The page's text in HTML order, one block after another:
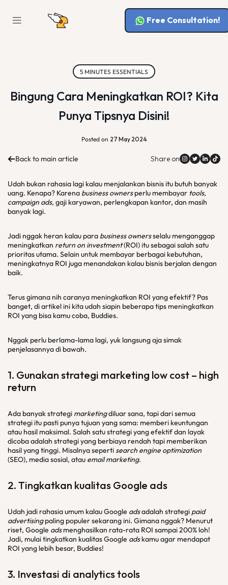
Free Consultation!
5 MINUTES ESSENTIALS
Bingung Cara Meningkatkan ROI? Kita
Punya Tipsnya Disini!
Posted on 27 May 2024
Back to main article Share on
Udah bukan rahasia lagi kalau menjalankan bisnis itu butuh banyak
uang. Kenapa? Karena business ownersperlu membayar tools,
campaign ads, gaji karyawan, perlengkapan kantor, dan masih
banyak lagi.
Jadi nggak heran kalau para business ownersselalu menganggap
meningkatkan return on investment(ROI) itu sebagai salah satu
prioritas utama. Selain untuk membayar berbagai kebutuhan,
meningkatnya ROI juga menandakan kalau bisnis berjalan dengan
baik.
Terus gimana nih caranya meningkatkan ROI yang efektif? Pas
banget, di artikel ini kita udah siapin beberapa tips meningkatkan
ROI yang bisa kamu coba, Buddies.
Nggak perlu berlama-lama lagi, yuk langsung aja simak
penjelasannya di bawah.
1. Gunakan strategi marketing low cost – high
return
Ada banyak strategi marketingdiluar sana, tapi dari semua
strategi itu pasti punya tujuan yang sama: memberi keuntungan
atau hasil maksimal. Salah satu strategi yang efektif dan layak
dicoba adalah strategi yang berbiaya rendah tapi memberikan
hasil yang tinggi. Misalnya seperti search engine optimization
(SEO), media sosial, atau email marketing.
2. Tingkatkan kualitas Google ads
Udah jadi rahasia umum kalau Google adsadalah strategi paid
advertisingpaling populer sekarang ini. Gimana nggak? Menurut
riset, Google adsmenghasilkan rata-rata ROI sampai 200% loh!
Jadi, mulai tingkatkan kualitas Google adskamu agar mendapat
ROI yang lebih besar, Buddies!
3. Investasi di analytics tools